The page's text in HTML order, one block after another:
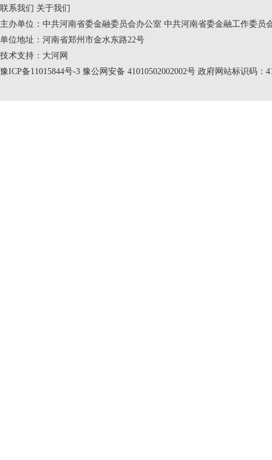
联系我们 关于我们
主办单位：中共河南省委金融委员会办公室 中共河南省委金融工作委员
单位地址：河南省郑州市金水东路22号
技术支持： 大河网
豫ICP备11015844号-3 豫公网安备 41010502002002号 政府网站标识码：